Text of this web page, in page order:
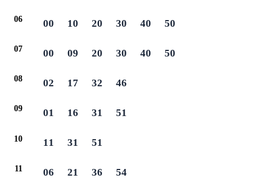
06 00 10 20 30 40 50
07 00 09 20 30 40 50
08 02 17 32 46
09 01 16 31 51
10 11 31 51
11 06 21 36 54